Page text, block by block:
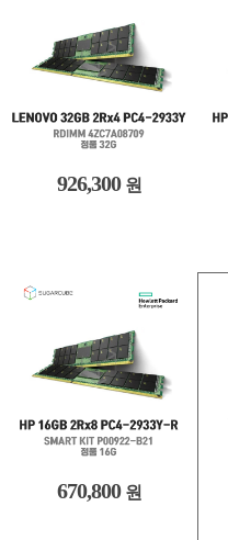
926,300 원
670,800 원